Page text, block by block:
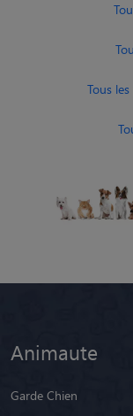
Tous
Animaute
Garde Chien